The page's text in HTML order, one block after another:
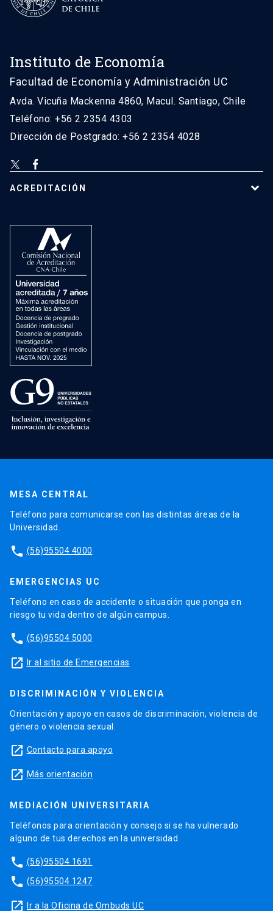
Instituto de Economía
Facultad de Economía y Administración UC
Avda. Vicuña Mackenna 4860, Macul. Santiago, Chile
Teléfono: +56 2 2354 4303
Dirección de Postgrado: +56 2 2354 4028
ACREDITACIÓN
MESA CENTRAL
Teléfono para comunicarse con las distintas áreas de la
Universidad.
phone (56)95504 4000
EMERGENCIAS UC
Teléfono en caso de accidente o situación que ponga en
riesgo tu vida dentro de algún campus.
phone (56)95504 5000
launch Ir al sitio de Emergencias
DISCRIMINACIÓN Y VIOLENCIA
Orientación y apoyo en casos de discriminación, violencia de
género o violencia sexual.
launch Contacto para apoyo
launch Más orientación
MEDIACIÓN UNIVERSITARIA
Teléfonos para orientación y consejo si se ha vulnerado
alguno de tus derechos en la universidad.
phone (56)95504 1691
phone (56)95504 1247
launch Ir a la Oficina de Ombuds UC